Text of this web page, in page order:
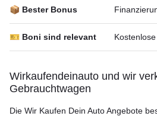
📦 Bester Bonus
🎫 Boni sind relevant
Wirkaufendeinauto und wir
Gebrauchtwagen
Die Wir Kaufen Dein Auto Angebote